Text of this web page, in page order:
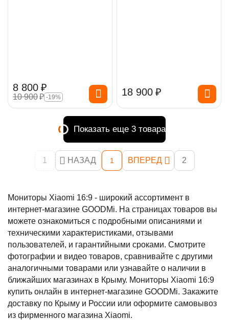
8 800 ₽
10 900₽ -19% 18 900 ₽
Показать еще 3 товара
1 НАЗАД 1 ВПЕРЕД 2
Мониторы Xiaomi 16:9 - широкий ассортимент в
интернет-магазине GOODMi. На страницах товаров вы
можете ознакомиться с подробными описаниями и
техническими характеристиками, отзывами
пользователей, и гарантийными сроками. Смотрите
фотографии и видео товаров, сравнивайте с другими
аналогичными товарами или узнавайте о наличии в
ближайших магазинах в Крыму. Мониторы Xiaomi 16:9
купить онлайн в интернет-магазине GOODMi. Закажите
доставку по Крыму и России или оформите самовывоз
из фирменного магазина Xiaomi.